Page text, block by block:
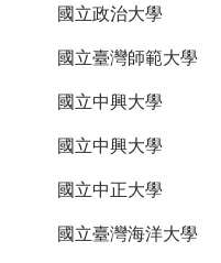
國立政治大學
國立臺灣師範大學
國立中興大學
國立中興大學
國立中正大學
國立臺灣海洋大學